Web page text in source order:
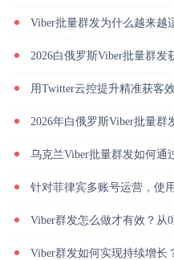
Viber批量群发为什么越来越
2026白俄罗斯Viber批量群
用Twitter云控提升精准获客效
2026年白俄罗斯Viber批量群
乌克兰Viber批量群发如何通
针对菲律宾多账号运营，使用
Viber群发怎么做才有效？从
Viber群发如何实现持续增长